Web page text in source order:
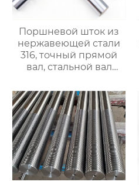
Поршневой шток из
нержавеющей стали
316, точный прямой
вал, стальной вал
подшипника, полый и
цельный
хромированный вал.
$900/Ton